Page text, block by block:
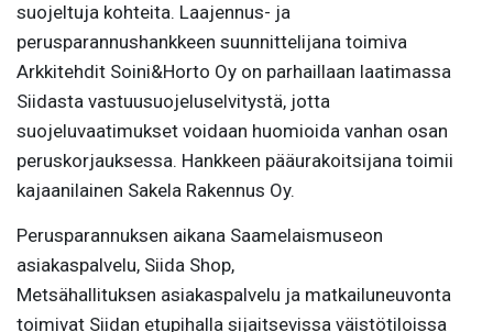
suojeltuja kohteita. Laajennus- ja
perusparannushankkeen suunnittelijana toimiva
Arkkitehdit Soini&Horto Oy on parhaillaan laatimassa
Siidasta vastuusuojeluselvitystä, jotta
suojeluvaatimukset voidaan huomioida vanhan osan
peruskorjauksessa. Hankkeen pääurakoitsijana toimii
kajaanilainen Sakela Rakennus Oy.
Perusparannuksen aikana Saamelaismuseon
asiakaspalvelu, Siida Shop,
Metsähallituksen asiakaspalvelu ja matkailuneuvonta
toimivat Siidan etupihalla sijaitsevissa väistötiloissa